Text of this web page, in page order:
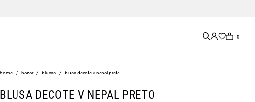
0
home / bazar / blusas / blusa decote v nepal preto
BLUSA DECOTE V NEPAL PRETO